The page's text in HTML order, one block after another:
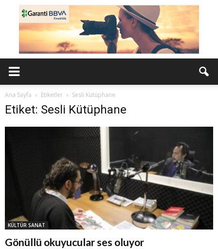
Ana Sayfa Etiketler Sesli Kütüphane
Etiket: Sesli Kütüphane
KÜLTÜR SANAT
Gönüllü okuyucular ses oluyor